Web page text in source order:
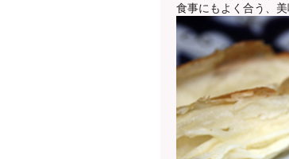
食事にもよく合う、美